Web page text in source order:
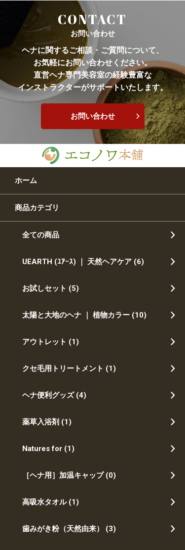
CONTACT
お問い合わせ
ヘナに関するご相談・ご質問について、
お気軽にお問い合わせください。
直営ヘナ専門美容室の経験豊富な
インストラクターがサポートいたします。
お問い合わせ
ホーム
商品カテゴリ
全ての商品
UEARTH (ﾕｱｰｽ) ｜ 天然ヘアケア (6)
お試しセット (5)
太陽と大地のヘナ ｜ 植物カラー (10)
アウトレット (1)
クセ毛用トリートメント (1)
ヘナ便利グッズ (4)
薬草入浴剤 (1)
Natures for (1)
［ヘナ用］加温キャップ (0)
高吸水タオル (1)
歯みがき粉（天然由来） (3)